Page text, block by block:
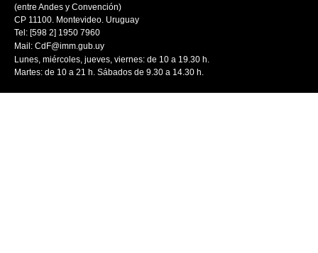
(entre Andes y Convención)
CP 11100. Montevideo. Uruguay
Tel: [598 2] 1950 7960
Mail: CdF@imm.gub.uy
Lunes, miércoles, jueves, viernes: de 10 a 19.30 h.
Martes: de 10 a 21 h. Sábados de 9.30 a 14.30 h.